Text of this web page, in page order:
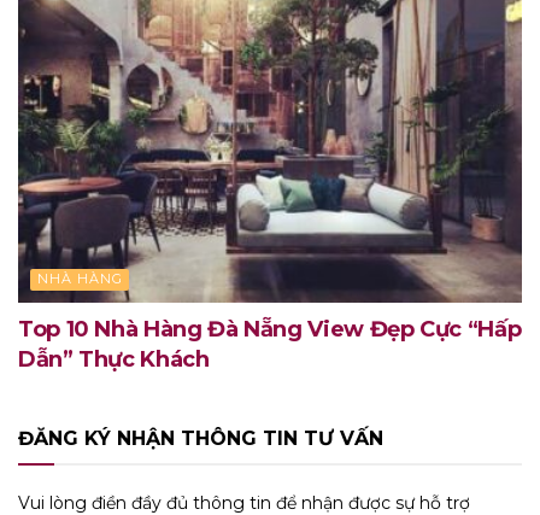
NHÀ HÀNG
Top 10 Nhà Hàng Đà Nẵng View Đẹp Cực “Hấp
Dẫn” Thực Khách
ĐĂNG KÝ NHẬN THÔNG TIN TƯ VẤN
Vui lòng điền đầy đủ thông tin để nhận được sự hỗ trợ